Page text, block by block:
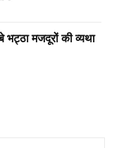
भट्ठा मजदूरों की व्यथा